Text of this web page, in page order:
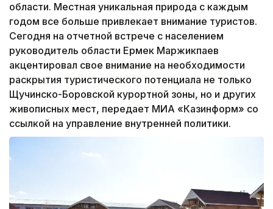
области. Местная уникальная природа с каждым
годом все больше привлекает внимание туристов.
Сегодня на отчетной встрече с населением
руководитель области Ермек Маржикпаев
акцентировал свое внимание на необходимости
раскрытия туристического потенциала не только
Щучинско-Боровской курортной зоны, но и других
живописных мест, передает МИА «Казинформ» со
ссылкой на управление внутренней политики.